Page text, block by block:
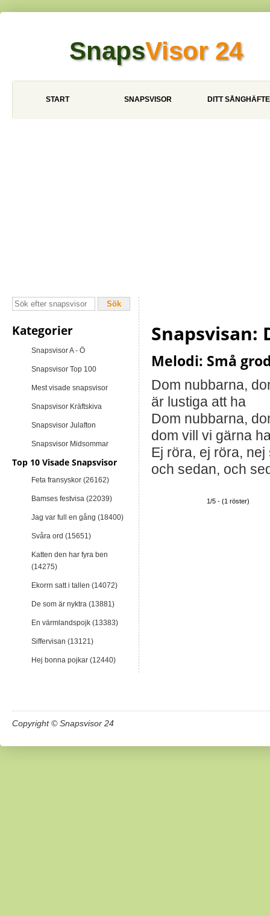
SnapsVisor 24
START SNAPSVISOR DITT SÅNGHÄFTE
Kategorier
Snapsvisor A - Ö
Snapsvisor Top 100
Mest visade snapsvisor
Snapsvisor Kräftskiva
Snapsvisor Julafton
Snapsvisor Midsommar
Top 10 Visade Snapsvisor
Feta fransyskor (26162)
Bamses festvisa (22039)
Jag var full en gång (18400)
Svåra ord (15651)
Katten den har fyra ben
(14275)
Ekorrn satt i tallen (14072)
De som är nyktra (13881)
En värmlandspojk (13383)
Siffervisan (13121)
Hej bonna pojkar (12440)
Snapsvisan:
Melodi: Små
Dom nubbarna,
är lustiga att ha
Dom nubbarna,
dom vill vi gärna
Ej röra, ej röra,
och sedan, och
1/5 - (1 röster)
Copyright © Snapsvisor 24